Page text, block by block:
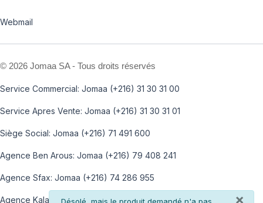
×
info
Webmail
© 2026 Jomaa SA - Tous droits réservés
Service Commercial: Jomaa (+216) 31 30 31 00
Service Apres Vente: Jomaa (+216) 31 30 31 01
Siège Social: Jomaa (+216) 71 491 600
Agence Ben Arous: Jomaa (+216) 79 408 241
Agence Sfax: Jomaa (+216) 74 286 955
Agence Kalaa: Jomaa (+216) 73 812 100